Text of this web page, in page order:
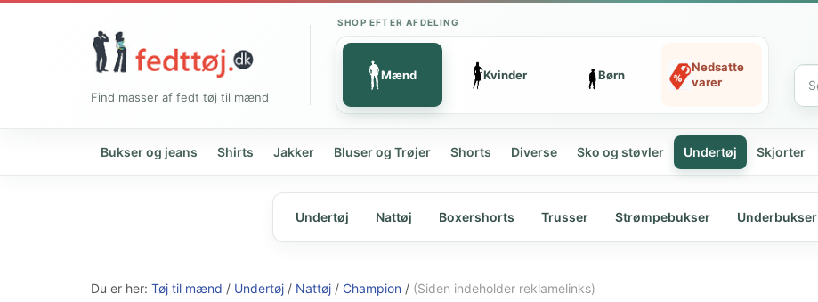
Find masser af fedt tøj til mænd
SHOP EFTER AFDELING
Mænd Kvinder Børn
Nedsatte
varer
Søg
Bukser og jeans Shirts Jakker Bluser og Trøjer Shorts Diverse Sko og støvler Undertøj Skjorter
Undertøj Nattøj Boxershorts Trusser Strømpebukser Underbukser
Du er her: Tøj til mænd / Undertøj / Nattøj / Champion / (Siden indeholder reklamelinks)